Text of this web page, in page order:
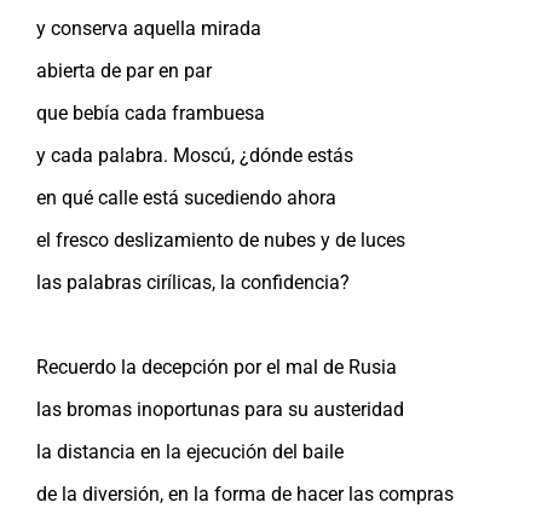
y conserva aquella mirada
abierta de par en par
que bebía cada frambuesa
y cada palabra. Moscú, ¿dónde estás
en qué calle está sucediendo ahora
el fresco deslizamiento de nubes y de luces
las palabras cirílicas, la confidencia?
Recuerdo la decepción por el mal de Rusia
las bromas inoportunas para su austeridad
la distancia en la ejecución del baile
de la diversión, en la forma de hacer las compras